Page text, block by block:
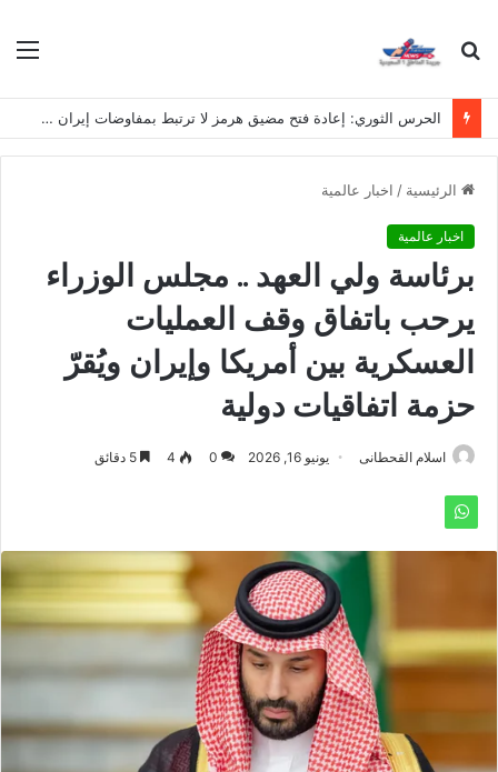
بحث
الحرس الثوري: إعادة فتح مضيق هرمز لا ترتبط بمفاوضات إيران وسلطنة عُمان
الرئيسية / اخبار عالمية
اخبار عالمية
برئاسة ولي العهد .. مجلس الوزراء
يرحب باتفاق وقف العمليات
العسكرية بين أمريكا وإيران ويُقرّ
حزمة اتفاقيات دولية
اسلام القحطانى يونيو 16, 2026 0
4